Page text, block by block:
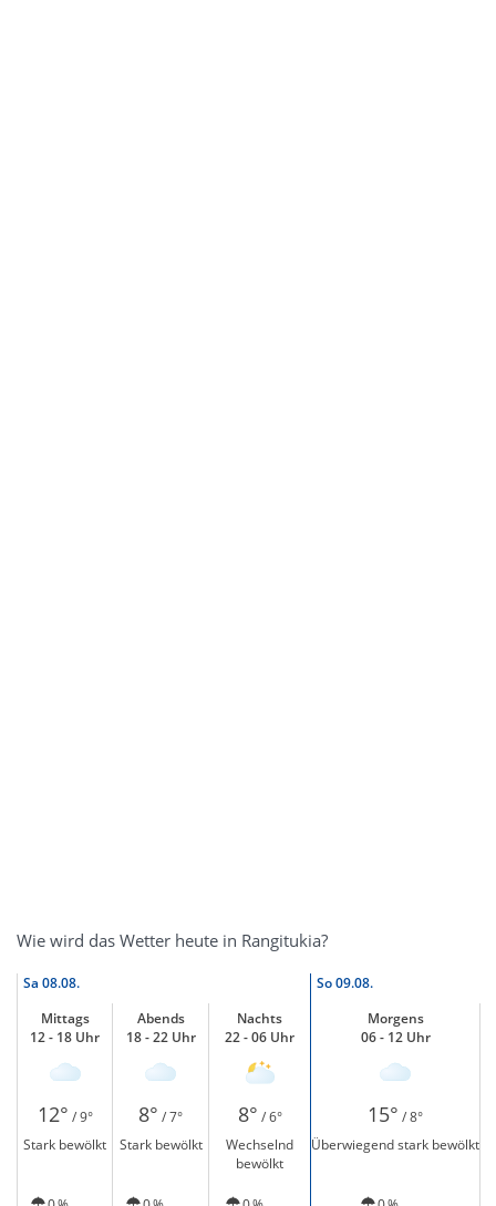
Wie wird das Wetter heute in Rangitukia?
Sa 08.08. So09.08.
Mittags
12 - 18 Uhr
Abends
18 - 22 Uhr
Nachts
22 - 06 Uhr
Morgens
06 - 12 Uhr
12° / 9° 8° / 7° 8° / 6° 15° / 8°
Stark bewölkt
Stark bewölkt
Wechselnd
bewölkt
Überwiegend stark bewölkt